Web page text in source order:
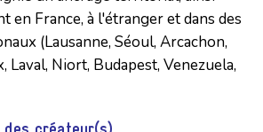
en France, à l'étranger et dans des
(Lausanne, Séoul, Arcachon,
Laval, Niort, Budapest, Venezuela,